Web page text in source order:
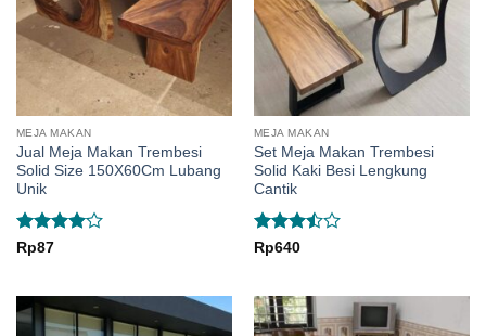
MEJA MAKAN
Jual Meja Makan Trembesi
Solid Size 150X60Cm Lubang
Unik
Rated
Rp87
MEJA MAKAN
Set Meja Makan Trembesi
Solid Kaki Besi Lengkung
Cantik
Rated
Rp640